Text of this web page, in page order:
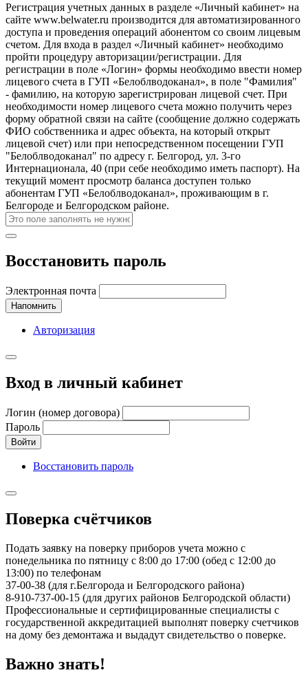
Регистрация учетных данных в разделе «Личный кабинет» на
сайте www.belwater.ru производится для автоматизированного
доступа и проведения операций абонентом со своим лицевым
счетом. Для входа в раздел «Личный кабинет» необходимо
пройти процедуру авторизации/регистрации. Для
регистрации в поле «Логин» формы необходимо ввести номер
лицевого счета в ГУП «Белоблводоканал», в поле "Фамилия"
- фамилию, на которую зарегистрирован лицевой счет. При
необходимости номер лицевого счета можно получить через
форму обратной связи на сайте (сообщение должно содержать
ФИО собственника и адрес объекта, на который открыт
лицевой счет) или при непосредственном посещении ГУП
"Белоблводоканал" по адресу г. Белгород, ул. 3-го
Интернационала, 40 (при себе необходимо иметь паспорт). На
текущий момент просмотр баланса доступен только
абонентам ГУП «Белоблводоканал», проживающим в г.
Белгороде и Белгородском районе.
Восстановить пароль
Электронная почта
Напомнить
Авторизация
Вход в личный кабинет
Логин (номер договора)
Пароль
Войти
Восстановить пароль
Поверка счётчиков
Подать заявку на поверку приборов учета можно с
понедельника по пятницу с 8:00 до 17:00 (обед с 12:00 до
13:00) по телефонам
37-00-38 (для г.Белгорода и Белгородского района)
8-910-737-00-15 (для других районов Белгородской области)
Профессиональные и сертифицированные специалисты с
государственной аккредитацией выполнят поверку счетчиков
на дому без демонтажа и выдадут свидетельство о поверке.
Важно знать!